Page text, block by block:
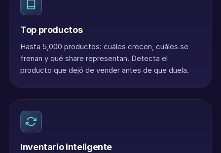
Top productos
Hasta 5,000 productos: cuáles crecen, cuáles se
frenan y qué share representan. Detecta el
producto que dejó de vender antes de que duela.
Inventario inteligente